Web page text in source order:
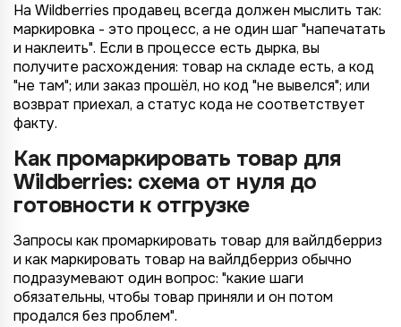
На Wildberries продавец всегда должен мыслить так:
маркировка - это процесс, а не один шаг "напечатать
и наклеить". Если в процессе есть дырка, вы
получите расхождения: товар на складе есть, а код
"не там"; или заказ прошёл, но код "не вывелся"; или
возврат приехал, а статус кода не соответствует
факту.
Как промаркировать товар для
Wildberries: схема от нуля до
готовности к отгрузке
Запросы как промаркировать товар для вайлдберриз
и как маркировать товар на вайлдберриз обычно
подразумевают один вопрос: "какие шаги
обязательны, чтобы товар приняли и он потом
продался без проблем".